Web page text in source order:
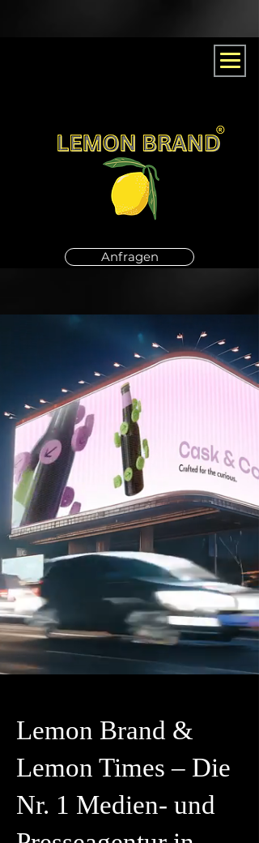
Anfragen
Lemon Brand &
Lemon Times – Die
Nr. 1 Medien- und